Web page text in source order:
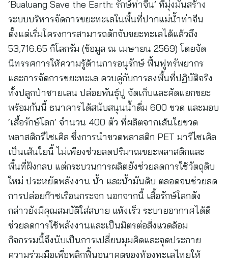
‘Bualuang Save the Earth: รักษ์ท่าจีน’ ที่มุ่งมั่นสร้าง
ระบบบริหารจัดการขยะทะเลในพื้นที่ปากแม่น้ำท่าจีน
ตั้งแต่เริ่มโครงการสามารถดักจับขยะทะเลได้แล้วถึง
53,716.65 กิโลกรัม (ข้อมูล ณ เมษายน 2569) โดยจัด
นิทรรศการให้ความรู้ด้านการอนุรักษ์ ฟื้นฟูทรัพยากร
และการจัดการขยะทะเล ควบคู่กับการลงพื้นที่ปฏิบัติจริง
ทั้งปลูกป่าชายเลน ปล่อยพันธุ์ปู จัดเก็บและคัดแยกขยะ
พร้อมกันนี้ ธนาคารได้สนับสนุนน้ำดื่ม 600 ขวด และมอบ
‘เสื้อรักษ์โลก’ จำนวน 400 ตัว ที่ผลิตจากเส้นใยขวด
พลาสติกรีไซเคิล ซึ่งการนำขวดพลาสติก PET มารีไซเคิล
เป็นเส้นใยนี้ ไม่เพียงช่วยลดปริมาณขยะพลาสติกและ
พื้นที่ฝังกลบ แต่กระบวนการผลิตยังช่วยลดการใช้วัตถุดิบ
ใหม่ ประหยัดพลังงาน น้ำ และน้ำมันดิบ ตลอดจนช่วยลด
การปล่อยก๊าซเรือนกระจก นอกจากนี้ เสื้อรักษ์โลกดัง
กล่าวยังมีคุณสมบัติใส่สบาย แห้งเร็ว ระบายอากาศได้ดี
ช่วยลดการใช้พลังงานและเป็นมิตรต่อสิ่งแวดล้อม
กิจกรรมนี้จึงนับเป็นการเปลี่ยนมุมคิดและจุดประกาย
ความร่วมมือเพื่อพลิกฟื้นอนาคตของท้องทะเลไทยให้